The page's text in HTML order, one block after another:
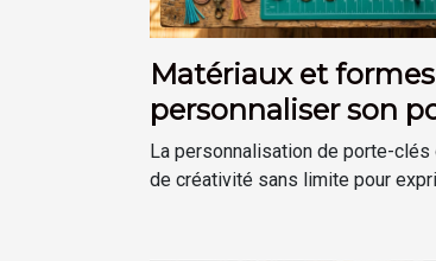
Matériaux et
personnaliser son
selon son goût
La personnalisation de porte-clés
de créativité sans limite pour